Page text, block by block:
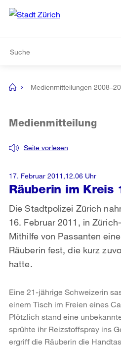
Navigation
[no
Medienmitteilungen
Räuberin im Kreis
Seite vorlesen
Medienmitteilung
Die Stadtpolizei Zürich
16. Februar 2011, in
Mithilfe von Passanten
Räuberin fest, die kurz
hatte.
17. Februar 2011,12.06 Uhr
Eine 21-jährige Schweizerin
einem Tisch im Freien eines
Plötzlich stand eine
sprühte ihr Reizstoffspray ins
ergriff die Räuberin die